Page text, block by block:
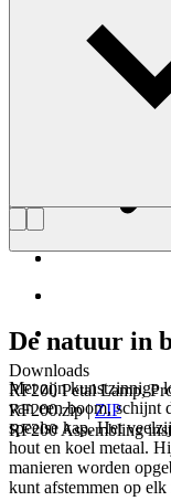
Maak kennis met Rikke
Downloads
RF200 Petal Lamp,
RF200.zip|ZIP
RF200 Assembling
De natuur in
Met zijn kunstzinnige
van een boom, schijnt
speelse kap. Het
hout en koel metaal.
manieren worden
kunt afstemmen op